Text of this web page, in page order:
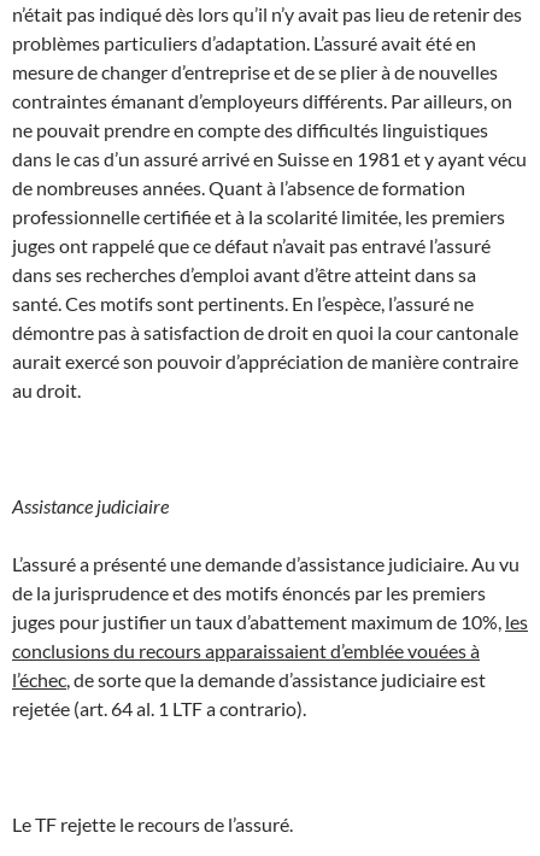
n’était pas indiqué dès lors qu’il n’y avait pas lieu de retenir des
problèmes particuliers d’adaptation. L’assuré avait été en
mesure de changer d’entreprise et de se plier à de nouvelles
contraintes émanant d’employeurs différents. Par ailleurs, on
ne pouvait prendre en compte des difficultés linguistiques
dans le cas d’un assuré arrivé en Suisse en 1981 et y ayant vécu
de nombreuses années. Quant à l’absence de formation
professionnelle certifiée et à la scolarité limitée, les premiers
juges ont rappelé que ce défaut n’avait pas entravé l’assuré
dans ses recherches d’emploi avant d’être atteint dans sa
santé. Ces motifs sont pertinents. En l’espèce, l’assuré ne
démontre pas à satisfaction de droit en quoi la cour cantonale
aurait exercé son pouvoir d’appréciation de manière contraire
au droit.
Assistance judiciaire
L’assuré a présenté une demande d’assistance judiciaire. Au vu
de la jurisprudence et des motifs énoncés par les premiers
juges pour justifier un taux d’abattement maximum de 10%, les
conclusions du recours apparaissaient d’emblée vouées à
l’échec , de sorte que la demande d’assistance judiciaire est
rejetée (art. 64 al. 1 LTF a contrario).
Le TF rejette le recours de l’assuré.